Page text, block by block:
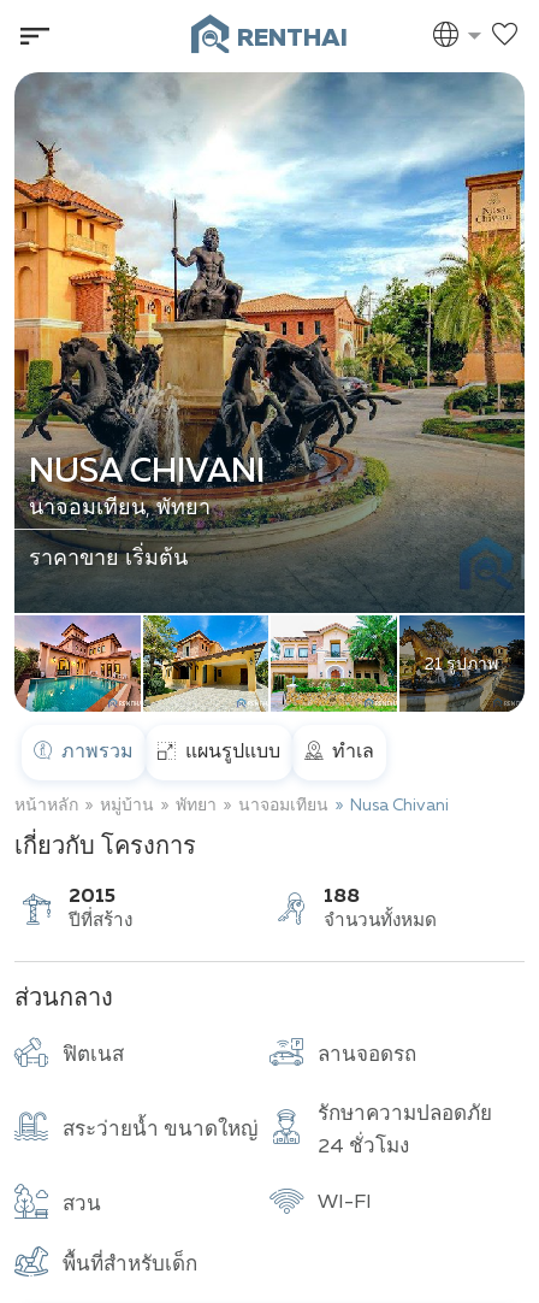
RENTHAI
21 รูปภาพ
NUSA CHIVANI
นาจอมเทียน, พัทยา
ราคาขาย เริ่มต้น
ภาพรวม แผนรูปแบบ ทำเล
หน้าหลัก หมู่บ้าน พัทยา นาจอมเทียน Nusa Chivani
เกี่ยวกับ โครงการ
2015
ส่วนกลาง
ฟิตเนส ลานจอดรถ
สระว่ายน้ำ ขนาดใหญ่
รักษาความปลอดภัย
24 ชั่วโมง
สวน WI-FI
พื้นที่สำหรับเด็ก